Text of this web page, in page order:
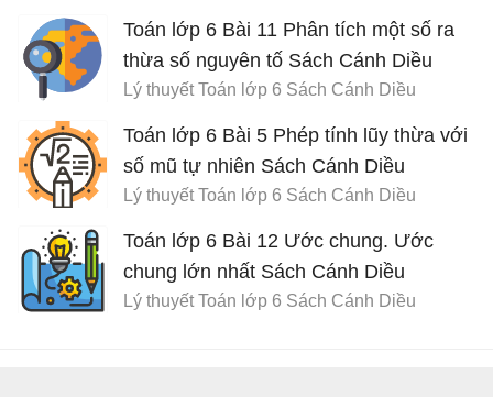
Toán lớp 6 Bài 11 Phân tích một số ra
thừa số nguyên tố Sách Cánh Diều
Lý thuyết Toán lớp 6 Sách Cánh Diều
Toán lớp 6 Bài 5 Phép tính lũy thừa với
số mũ tự nhiên Sách Cánh Diều
Lý thuyết Toán lớp 6 Sách Cánh Diều
Toán lớp 6 Bài 12 Ước chung. Ước
chung lớn nhất Sách Cánh Diều
Lý thuyết Toán lớp 6 Sách Cánh Diều